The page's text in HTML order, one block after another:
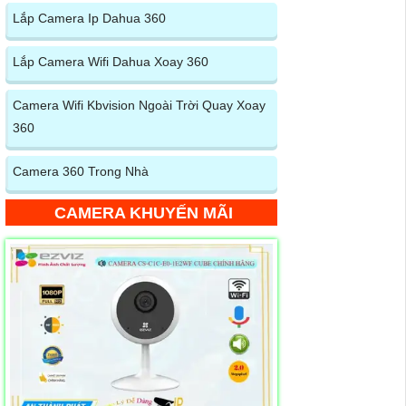
Lắp Camera Ip Dahua 360
Lắp Camera Wifi Dahua Xoay 360
Camera Wifi Kbvision Ngoài Trời Quay Xoay
360
Camera 360 Trong Nhà
CAMERA KHUYẾN MÃI